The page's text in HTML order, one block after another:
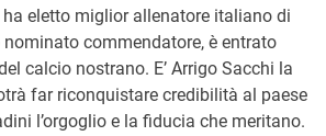
eletto miglior allenatore italiano di
commendatore, è entrato
calcio nostrano. E’ Arrigo Sacchi la
far riconquistare credibilità al paese
l’orgoglio e la fiducia che meritano.